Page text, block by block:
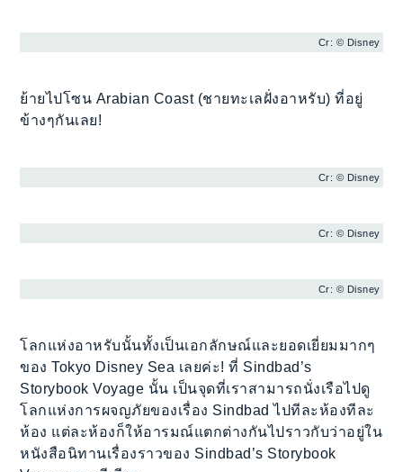
Cr: © Disney
ย้ายไปโซน Arabian Coast (ชายทะเลฝั่งอาหรับ) ที่อยู่
ข้างๆกันเลย!
Cr: © Disney
Cr: © Disney
Cr: © Disney
โลกแห่งอาหรับนั้นทั้งเป็นเอกลักษณ์และยอดเยี่ยมมากๆ
ของ Tokyo Disney Sea เลยค่ะ! ที่ Sindbad’s
Storybook Voyage นั้น เป็นจุดที่เราสามารถนั่งเรือไปดู
โลกแห่งการผจญภัยของเรื่อง Sindbad ไปทีละห้องทีละ
ห้อง แต่ละห้องก็ให้อารมณ์แตกต่างกันไปราวกับว่าอยู่ใน
หนังสือนิทานเรื่องราวของ Sindbad’s Storybook